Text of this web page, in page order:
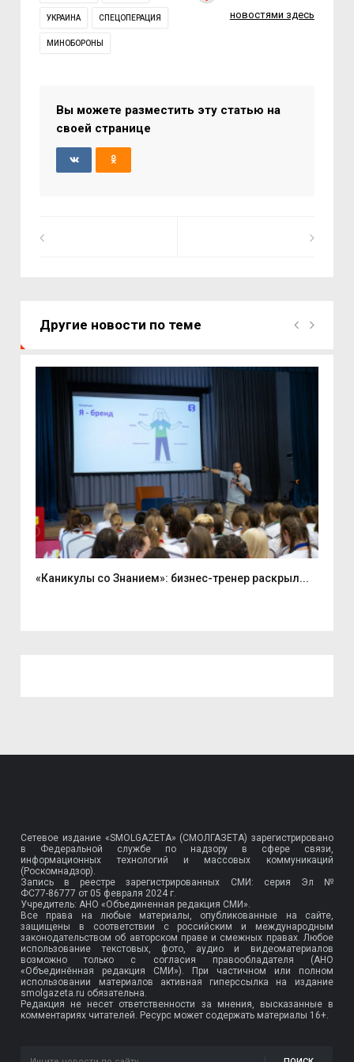
УКРАИНА СПЕЦОПЕРАЦИЯ
МИНОБОРОНЫ
новостями здесь
Вы можете разместить эту статью на
своей странице
Другие новости по теме
«Каникулы со Знанием»: бизнес-тренер раскрыл...
Сетевое издание «SMOLGAZETA» (СМОЛГАЗЕТА) зарегистрировано
в Федеральной службе по надзору в сфере связи,
информационных технологий и массовых коммуникаций
(Роскомнадзор).
Запись в реестре зарегистрированных СМИ: серия Эл №
ФС77-86777 от 05 февраля 2024 г.
Учредитель: АНО «Объединенная редакция СМИ».
Все права на любые материалы, опубликованные на сайте,
защищены в соответствии с российским и международным
законодательством об авторском праве и смежных правах. Любое
использование текстовых, фото, аудио и видеоматериалов
возможно только с согласия правообладателя (АНО
«Объединённая редакция СМИ»). При частичном или полном
использовании материалов активная гиперссылка на издание
smolgazeta.ru обязательна.
Редакция не несет ответственности за мнения, высказанные в
комментариях читателей. Ресурс может содержать материалы 16+.